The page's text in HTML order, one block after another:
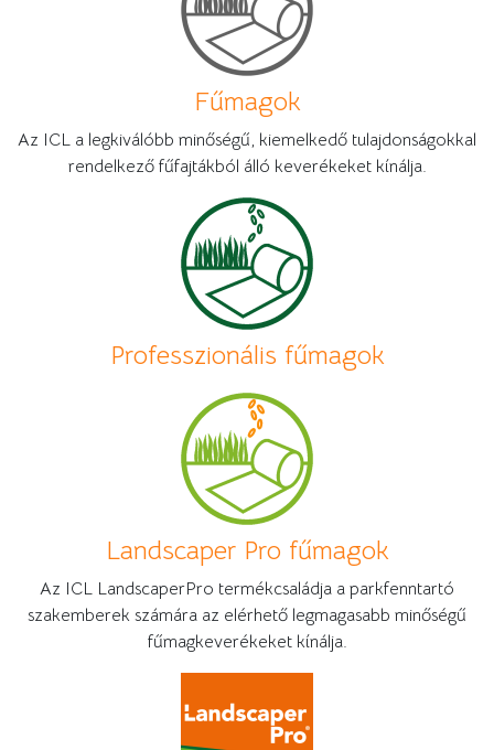
Fűmagok
Az ICL a legkiválóbb minőségű, kiemelkedő tulajdonságokkal
rendelkező fűfajtákból álló keverékeket kínálja.
Professzionális fűmagok
Landscaper Pro fűmagok
Az ICL LandscaperPro termékcsaládja a parkfenntartó
szakemberek számára az elérhető legmagasabb minőségű
fűmagkeverékeket kínálja.